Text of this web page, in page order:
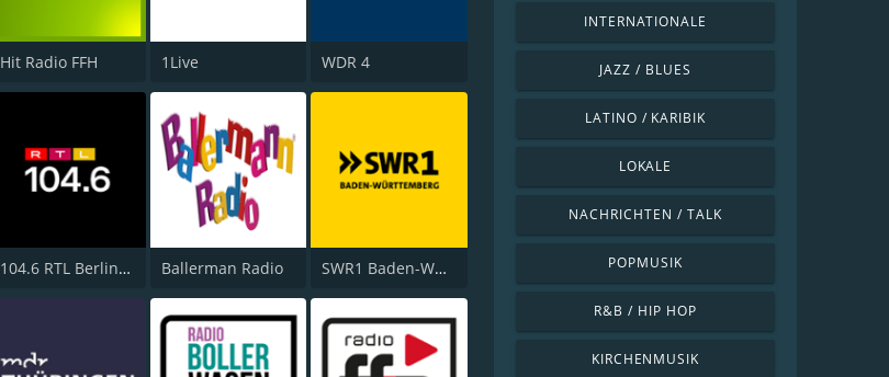
Hit Radio FFH 1Live WDR 4
104.6 RTL Berlins Hitradio Ballerman Radio SWR1 Baden-Württemberg
INTERNATIONALE
JAZZ / BLUES
LATINO / KARIBIK
LOKALE
NACHRICHTEN / TALK
POPMUSIK
R&B / HIP HOP
KIRCHENMUSIK